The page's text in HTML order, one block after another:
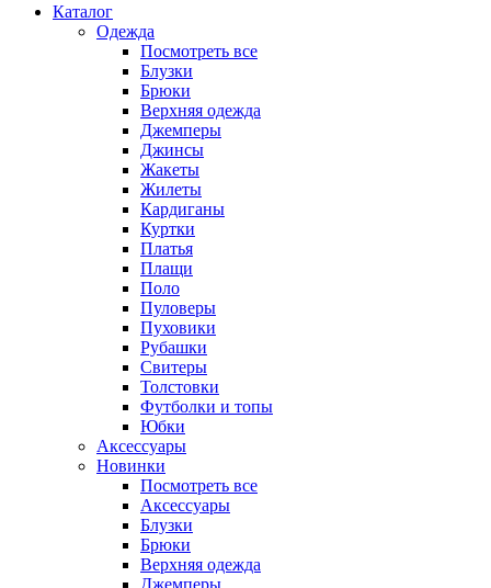
Каталог
Одежда
Посмотреть все
Блузки
Брюки
Верхняя одежда
Джемперы
Джинсы
Жакеты
Жилеты
Кардиганы
Куртки
Платья
Плащи
Поло
Пуловеры
Пуховики
Рубашки
Свитеры
Толстовки
Футболки и топы
Юбки
Аксессуары
Новинки
Посмотреть все
Аксессуары
Блузки
Брюки
Верхняя одежда
Джемперы